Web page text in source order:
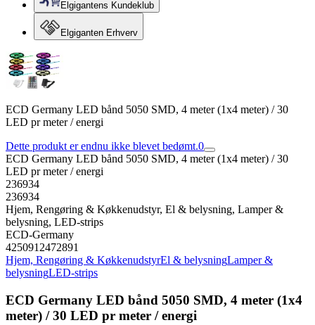
Elgigantens Kundeklub
Elgiganten Erhverv
ECD Germany LED bånd 5050 SMD, 4 meter (1x4 meter) / 30
LED pr meter / energi
Dette produkt er endnu ikke blevet bedømt.0
ECD Germany LED bånd 5050 SMD, 4 meter (1x4 meter) / 30
LED pr meter / energi
236934
236934
Hjem, Rengøring & Køkkenudstyr, El & belysning, Lamper &
belysning, LED-strips
ECD-Germany
4250912472891
Hjem, Rengøring & KøkkenudstyrEl & belysningLamper &
belysningLED-strips
ECD Germany LED bånd 5050 SMD, 4 meter (1x4
meter) / 30 LED pr meter / energi